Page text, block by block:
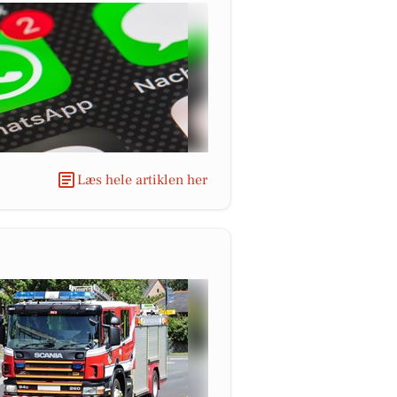
Læs hele artiklen her